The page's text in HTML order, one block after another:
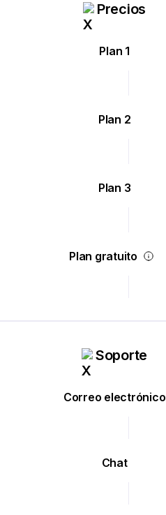
Precios
Plan 1
Plan 2
Plan 3
Plan gratuito
Soporte
Correo electrónico
Chat